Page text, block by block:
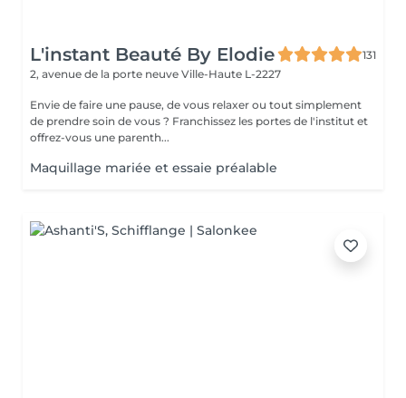
L'instant Beauté By Elodie
131
2, avenue de la porte neuve Ville-Haute L-2227
Envie de faire une pause, de vous relaxer ou tout simplement
de prendre soin de vous ? Franchissez les portes de l'institut et
offrez-vous une parenth...
Maquillage mariée et essaie préalable